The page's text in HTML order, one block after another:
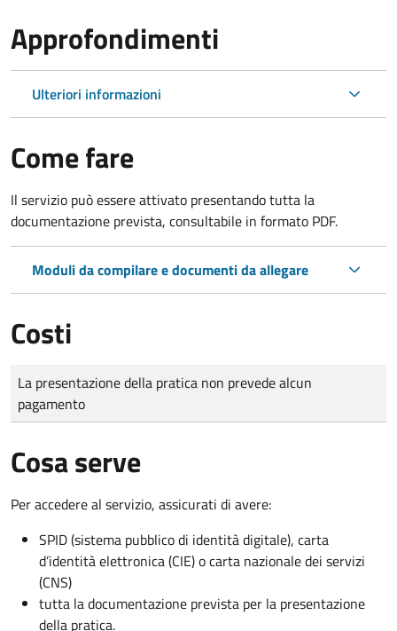
Approfondimenti
Ulteriori informazioni
Come fare
Il servizio può essere attivato presentando tutta la
documentazione prevista, consultabile in formato PDF.
Moduli da compilare e documenti da allegare
Costi
Tipo di pagamento
Importo
La presentazione della pratica non prevede alcun
pagamento
Cosa serve
Per accedere al servizio, assicurati di avere:
SPID (sistema pubblico di identità digitale), carta
d’identità elettronica (CIE) o carta nazionale dei servizi
(CNS)
tutta la documentazione prevista per la presentazione
della pratica.